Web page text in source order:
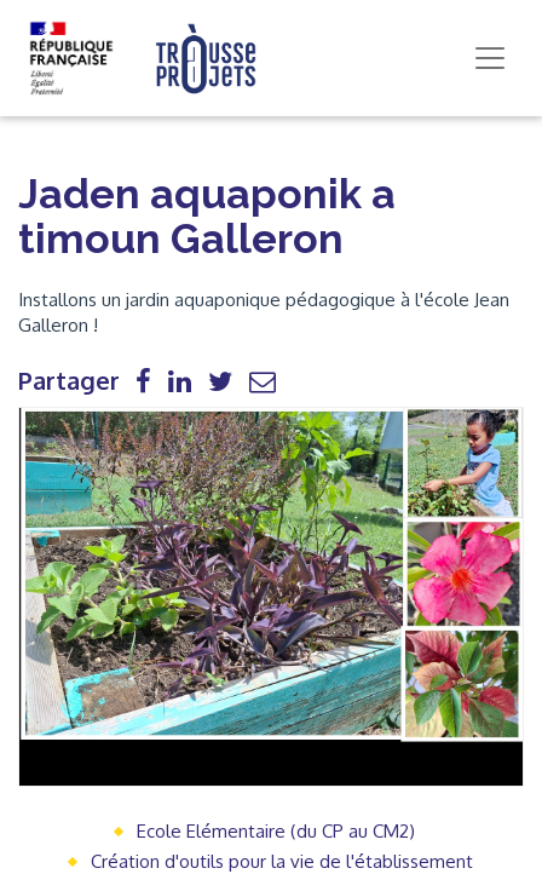
Jaden aquaponik a
timoun Galleron
Installons un jardin aquaponique pédagogique à l'école Jean
Galleron !
Partager
Ecole Elémentaire (du CP au CM2)
Création d'outils pour la vie de l'établissement